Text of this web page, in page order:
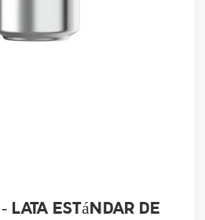
Lata estándar de